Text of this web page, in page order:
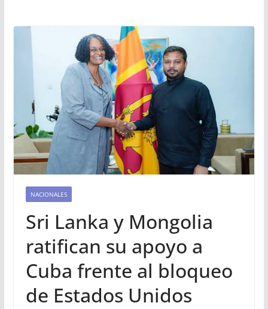
NACIONALES
Sri Lanka y Mongolia
ratifican su apoyo a
Cuba frente al bloqueo
de Estados Unidos